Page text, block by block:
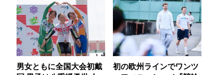
男女ともに全国大会初戴
初の欧州ラインでワンツ